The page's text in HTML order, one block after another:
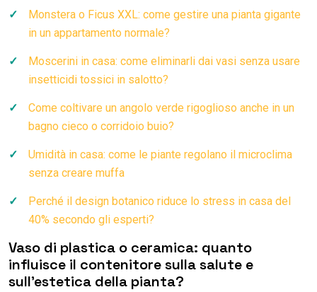
Monstera o Ficus XXL: come gestire una pianta gigante
in un appartamento normale?
Moscerini in casa: come eliminarli dai vasi senza usare
insetticidi tossici in salotto?
Come coltivare un angolo verde rigoglioso anche in un
bagno cieco o corridoio buio?
Umidità in casa: come le piante regolano il microclima
senza creare muffa
Perché il design botanico riduce lo stress in casa del
40% secondo gli esperti?
Vaso di plastica o ceramica: quanto
influisce il contenitore sulla salute e
sull’estetica della pianta?